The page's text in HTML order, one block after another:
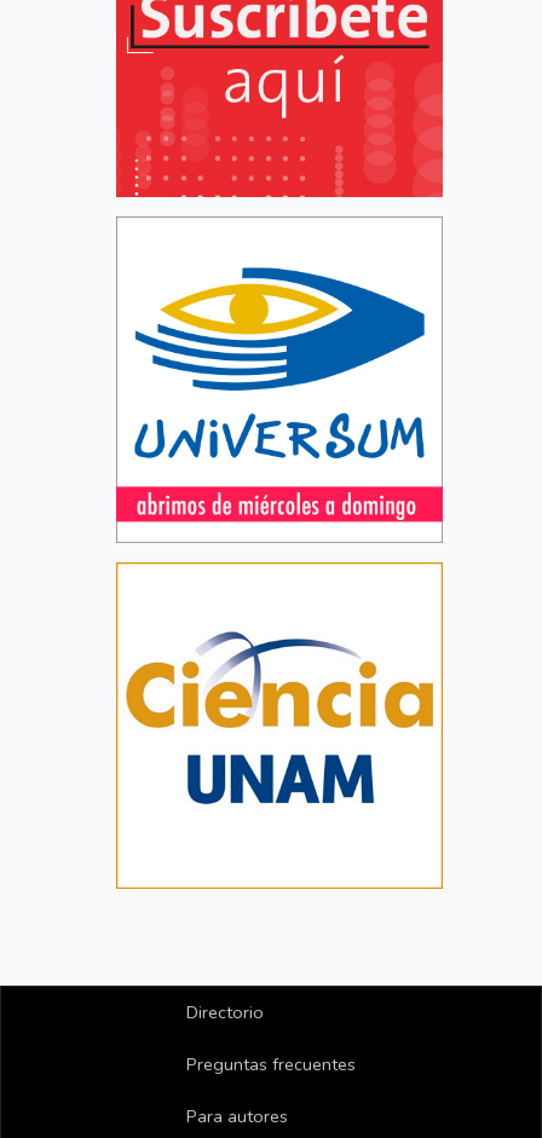
Directorio
Preguntas frecuentes
Para autores